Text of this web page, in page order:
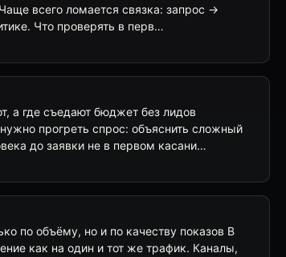
всего ломается связка: запрос →
Что проверять в перв…
а где съедают бюджет без лидов
прогреть спрос: объяснить сложный
до заявки не в первом касани…
по объёму, но и по качеству показов В
как на один и тот же трафик. Каналы,